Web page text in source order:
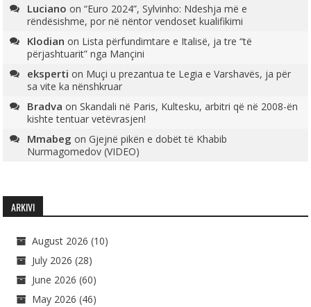
Luciano on“Euro 2024”, Sylvinho: Ndeshja më e
rëndësishme, por në nëntor vendoset kualifikimi
Klodian on Lista përfundimtare e Italisë, ja tre “të
përjashtuarit” nga Mançini
eksperti on Muçi u prezantua te Legia e Varshavës, ja për
sa vite ka nënshkruar
Bradva onSkandali në Paris, Kultesku, arbitri që në 2008-ën
kishte tentuar vetëvrasjen!
Mmabeg onGjejnë pikën e dobët të Khabib
Nurmagomedov (VIDEO)
ARKIVI
August 2026 (10)
July 2026 (28)
June 2026 (60)
May 2026 (46)